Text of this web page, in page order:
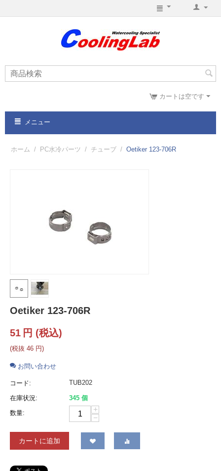
カートは空です
メニュー
ホーム / PC水冷パーツ / チューブ / Oetiker 123-706R
Oetiker 123-706R
51 円 (税込)
(税抜 46 円)
お問い合わせ
コード: TUB202
在庫状況:
345 個
数量:
+
−
カートに追加